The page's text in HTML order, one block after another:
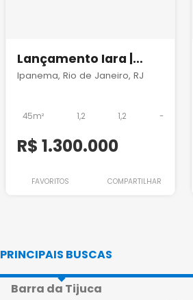
Lançamento Iara |
Praia Ipanema Studios
Ipanema, Rio de Janeiro, RJ
45m² 1,2 1,2 -
R$ 1.300.000
FAVORITOS COMPARTILHAR
PRINCIPAIS BUSCAS
Barra da Tijuca